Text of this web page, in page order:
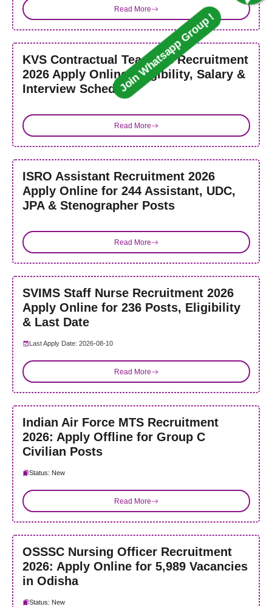
Read More
KVS Contractual Teachers Recruitment
2026 Apply Online, Eligibility, Salary &
Interview Schedule
Read More
ISRO Assistant Recruitment 2026
Apply Online for 244 Assistant, UDC,
JPA & Stenographer Posts
Read More
SVIMS Staff Nurse Recruitment 2026
Apply Online for 236 Posts, Eligibility
& Last Date
Last Apply Date: 2026-08-10
Read More
Indian Air Force MTS Recruitment
2026: Apply Offline for Group C
Civilian Posts
Status: New
Read More
OSSSC Nursing Officer Recruitment
2026: Apply Online for 5,989 Vacancies
in Odisha
Status: New